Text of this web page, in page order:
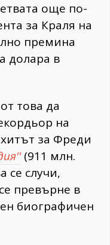
още по-
за Краля на
премина
долара в
това да
на
за Фреди
(911 млн.
се случи,
превърне в
биографичен